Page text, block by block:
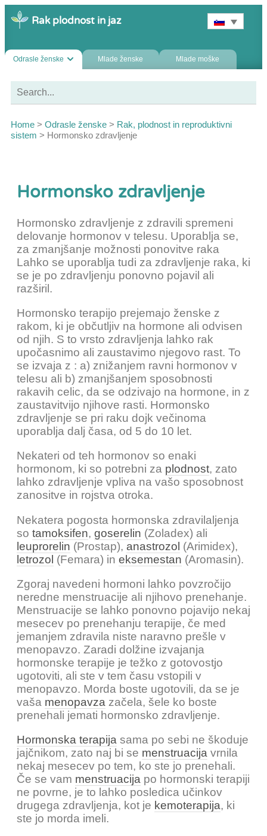
Rak plodnost in jaz
Odrasle ženske Mlade ženske Mlade moške
Home > Odrasle ženske > Rak, plodnost in reproduktivni
sistem > Hormonsko zdravljenje
Hormonsko zdravljenje
Hormonsko zdravljenje z zdravili spremeni
delovanje hormonov v telesu. Uporablja se,
za zmanjšanje možnosti ponovitve raka
Lahko se uporablja tudi za zdravljenje raka, ki
se je po zdravljenju ponovno pojavil ali
razširil.
Hormonsko terapijo prejemajo ženske z
rakom, ki je občutljiv na hormone ali odvisen
od njih. S to vrsto zdravljenja lahko rak
upočasnimo ali zaustavimo njegovo rast. To
se izvaja z : a) znižanjem ravni hormonov v
telesu ali b) zmanjšanjem sposobnosti
rakavih celic, da se odzivajo na hormone, in z
zaustavitvijo njihove rasti. Hormonsko
zdravljenje se pri raku dojk večinoma
uporablja dalj časa, od 5 do 10 let.
Nekateri od teh hormonov so enaki
hormonom, ki so potrebni za plodnost, zato
lahko zdravljenje vpliva na vašo sposobnost
zanositve in rojstva otroka.
Nekatera pogosta hormonska zdravilaljenja
so tamoksifen, goserelin (Zoladex) ali
leuprorelin (Prostap), anastrozol (Arimidex),
letrozol (Femara) in eksemestan (Aromasin).
Zgoraj navedeni hormoni lahko povzročijo
neredne menstruacije ali njihovo prenehanje.
Menstruacije se lahko ponovno pojavijo nekaj
mesecev po prenehanju terapije, če med
jemanjem zdravila niste naravno prešle v
menopavzo. Zaradi dolžine izvajanja
hormonske terapije je težko z gotovostjo
ugotoviti, ali ste v tem času vstopili v
menopavzo. Morda boste ugotovili, da se je
vaša menopavza začela, šele ko boste
prenehali jemati hormonsko zdravljenje.
Hormonska terapija sama po sebi ne škoduje
jajčnikom, zato naj bi se menstruacija vrnila
nekaj mesecev po tem, ko ste jo prenehali.
Če se vam menstruacija po hormonski terapiji
ne povrne, je to lahko posledica učinkov
drugega zdravljenja, kot je kemoterapija, ki
ste jo morda imeli.